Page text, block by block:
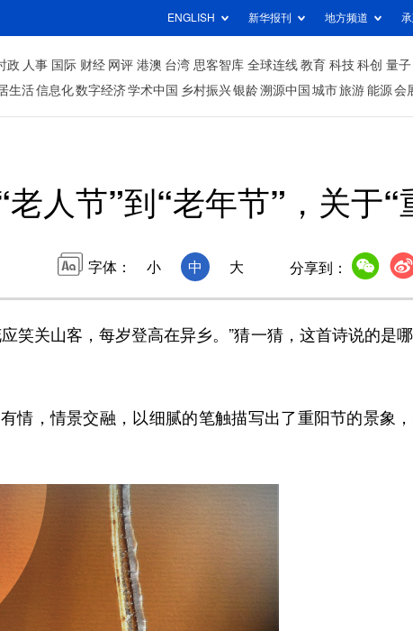
ENGLISH 新华报刊 地方频道
政 人事 国际 财经 网评 港澳 台湾 思客智库 全球连线 教育 科技 科创 量子
生活信息化数字经济学术中国 乡村振兴银龄溯源中国 城市旅游 能源 会
人节”到“老年节”，关于“
字体： 小 中 大 分享到：
关山客，每岁登高在异乡。”猜一猜，这首诗说的是
，情景交融，以细腻的笔触描写出了重阳节的景象，